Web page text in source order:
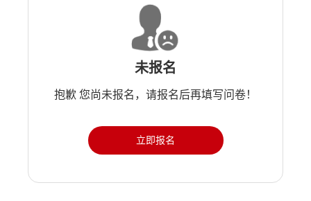
未报名
抱歉 您尚未报名，请报名后再填写问卷！
立即报名